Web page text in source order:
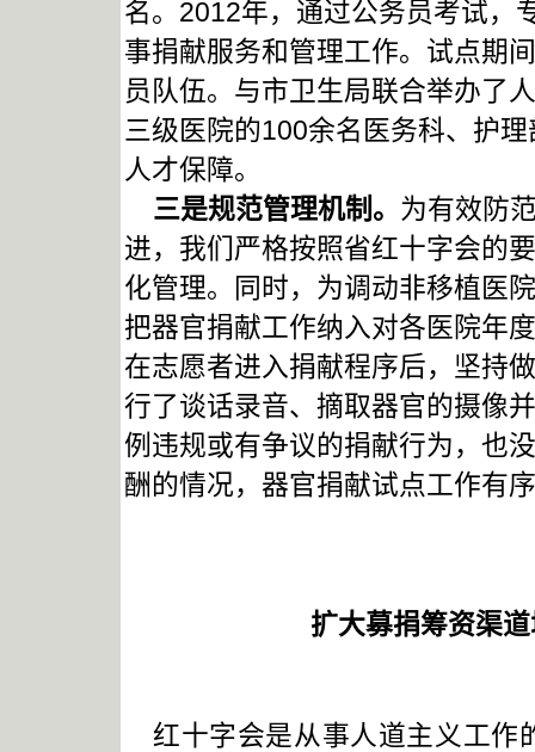
名。2012年，通过公务员考试，
事捐献服务和管理工作。试点期
员队伍。与市卫生局联合举办了
三级医院的100余名医务科、护
人才保障。
三是规范管理机制。 为有效防
进，我们严格按照省红十字会的
化管理。同时，为调动非移植医
把器官捐献工作纳入对各医院年
在志愿者进入捐献程序后，坚持
行了谈话录音、摘取器官的摄像
例违规或有争议的捐献行为，也
酬的情况，器官捐献试点工作有
扩大募捐筹资渠
红十字会是从事人道主义工作